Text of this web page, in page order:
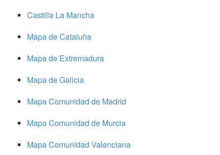
Castilla La Mancha
Mapa de Cataluña
Mapa de Extremadura
Mapa de Galicia
Mapa Comunidad de Madrid
Mapa Comunidad de Murcia
Mapa Comunidad Valenciana